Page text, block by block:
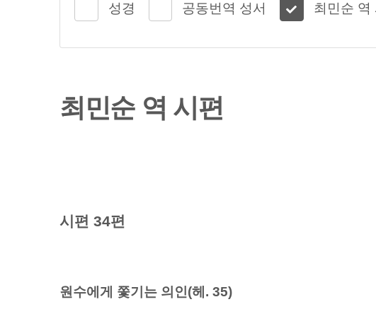
성경 공동번역 성서 최민순 역
최민순 역 시편
시편 34편
원수에게 쫓기는 의인(헤. 35)